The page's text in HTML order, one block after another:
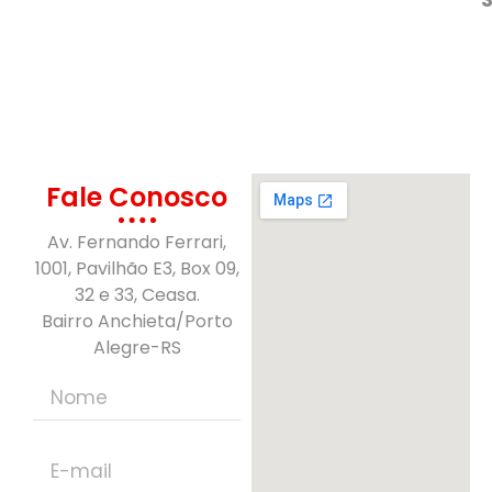
Fale Conosco
Av. Fernando Ferrari,
1001, Pavilhão E3, Box 09,
32 e 33, Ceasa.
Bairro Anchieta/Porto
Alegre-RS